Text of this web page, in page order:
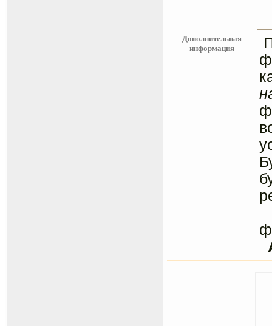
Дополнительная
информация